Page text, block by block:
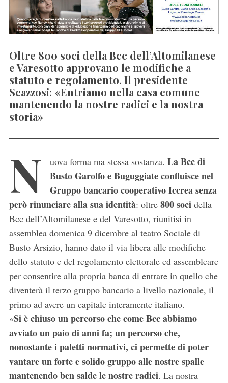
Oltre 800 soci della Bcc dell’Altomilanese
e Varesotto approvano le modifiche a
statuto e regolamento. Il presidente
Scazzosi: «Entriamo nella casa comune
mantenendo la nostre radici e la nostra
storia»
N uova forma ma stessa sostanza. La Bcc di
Busto Garolfo e Buguggiate confluisce nel
Gruppo bancario cooperativo Iccrea senza
però rinunciare alla sua identità: oltre 800 socidella
Bcc dell’Altomilanese e del Varesotto, riunitisi in
assemblea domenica 9 dicembre al teatro Sociale di
Busto Arsizio, hanno dato il via libera alle modifiche
dello statuto e del regolamento elettorale ed assembleare
per consentire alla propria banca di entrare in quello che
diventerà il terzo gruppo bancario a livello nazionale, il
primo ad avere un capitale interamente italiano.
«Si è chiuso un percorso che come Bcc abbiamo
avviato un paio di anni fa; un percorso che,
nonostante i paletti normativi, ci permette di poter
vantare un forte e solido gruppo alle nostre spalle
mantenendo ben salde le nostre radici. La nostra